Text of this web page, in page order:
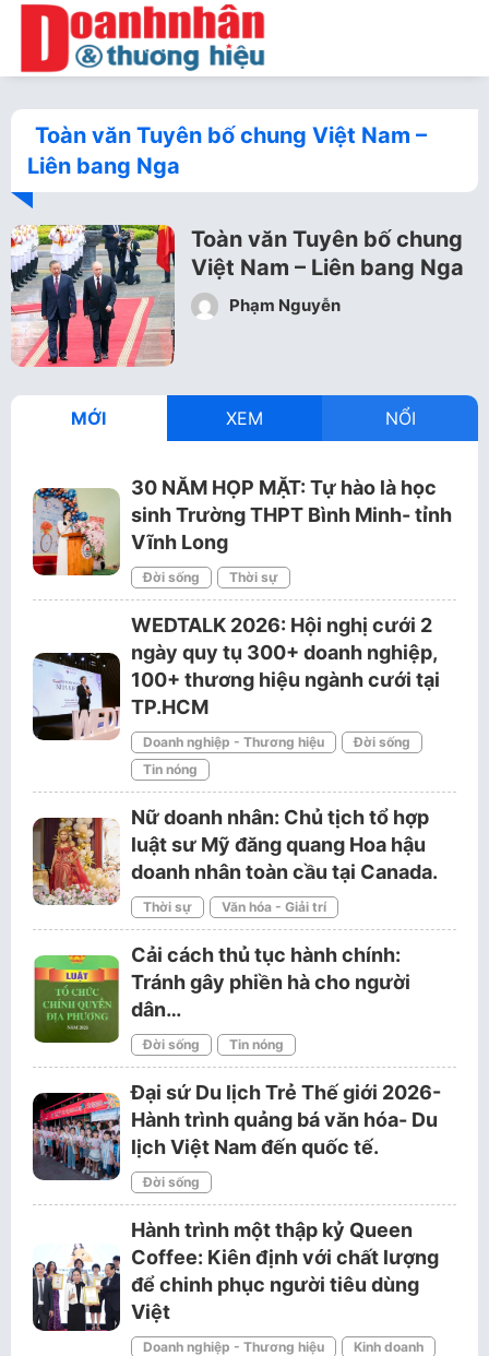
Toàn văn Tuyên bố chung Việt Nam –
Liên bang Nga
Toàn văn Tuyên bố chung
Việt Nam – Liên bang Nga
Phạm Nguyễn
MỚI XEM NỔI
30 NĂM HỌP MẶT: Tự hào là học
sinh Trường THPT Bình Minh- tỉnh
Vĩnh Long
Đời sống Thời sự
WEDTALK 2026: Hội nghị cưới 2
ngày quy tụ 300+ doanh nghiệp,
100+ thương hiệu ngành cưới tại
TP.HCM
Doanh nghiệp - Thương hiệu
Đời sống
Tin nóng
Nữ doanh nhân: Chủ tịch tổ hợp
luật sư Mỹ đăng quang Hoa hậu
doanh nhân toàn cầu tại Canada.
Thời sự Văn hóa - Giải trí
Cải cách thủ tục hành chính:
Tránh gây phiền hà cho người
dân…
Đời sống Tin nóng
Đại sứ Du lịch Trẻ Thế giới 2026-
Hành trình quảng bá văn hóa- Du
lịch Việt Nam đến quốc tế.
Đời sống
Hành trình một thập kỷ Queen
Coffee: Kiên định với chất lượng
để chinh phục người tiêu dùng
Việt
Doanh nghiệp - Thương hiệu Kinh doanh